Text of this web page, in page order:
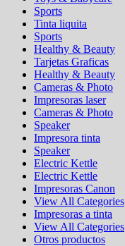
Sports
Tinta liquita
Sports
Healthy & Beauty
Tarjetas Graficas
Healthy & Beauty
Cameras & Photo
Impresoras laser
Cameras & Photo
Speaker
Impresora tinta
Speaker
Electric Kettle
Electric Kettle
Impresoras Canon
View All Categories
Impresoras a tinta
View All Categories
Otros productos